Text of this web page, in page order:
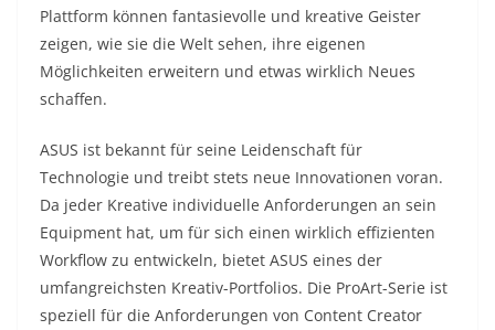
Plattform können fantasievolle und kreative Geister
zeigen, wie sie die Welt sehen, ihre eigenen
Möglichkeiten erweitern und etwas wirklich Neues
schaffen.
ASUS ist bekannt für seine Leidenschaft für
Technologie und treibt stets neue Innovationen voran.
Da jeder Kreative individuelle Anforderungen an sein
Equipment hat, um für sich einen wirklich effizienten
Workflow zu entwickeln, bietet ASUS eines der
umfangreichsten Kreativ-Portfolios. Die ProArt-Serie ist
speziell für die Anforderungen von Content Creator